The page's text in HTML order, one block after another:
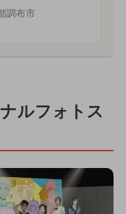
調布市
ルフォトス